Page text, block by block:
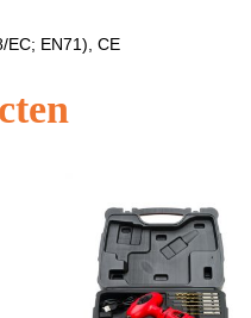
EC; EN71), CE